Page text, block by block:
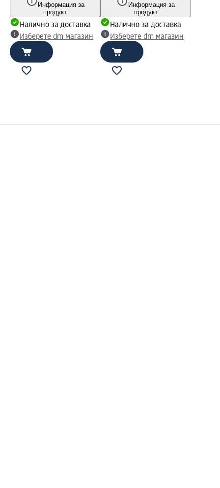
Информация за
продукт
Налично за доставка
Изберете dm магазин
Информация за
продукт
Налично за доставка
Изберете dm магазин